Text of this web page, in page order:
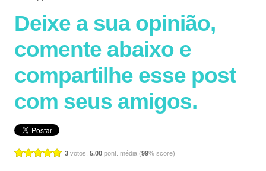
Deixe a sua opinião,
comente abaixo e
compartilhe esse post
com seus amigos.
3votos, 5.00pont. média (99% score)